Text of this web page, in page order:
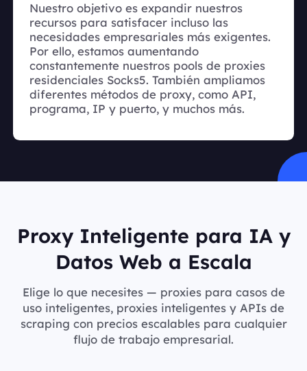
Nuestro objetivo es expandir nuestros
recursos para satisfacer incluso las
necesidades empresariales más exigentes.
Por ello, estamos aumentando
constantemente nuestros pools de proxies
residenciales Socks5. También ampliamos
diferentes métodos de proxy, como API,
programa, IP y puerto, y muchos más.
Proxy Inteligente para IA y
Datos Web a Escala
Elige lo que necesites — proxies para casos de
uso inteligentes, proxies inteligentes y APIs de
scraping con precios escalables para cualquier
flujo de trabajo empresarial.